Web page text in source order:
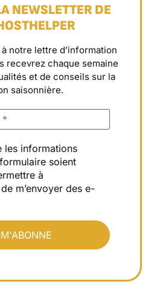
NEWSLETTER DE
notre lettre d’information
recevrez chaque semaine
et de conseils sur la
saisonnière.
les informations
soient
à
m’envoyer des e-